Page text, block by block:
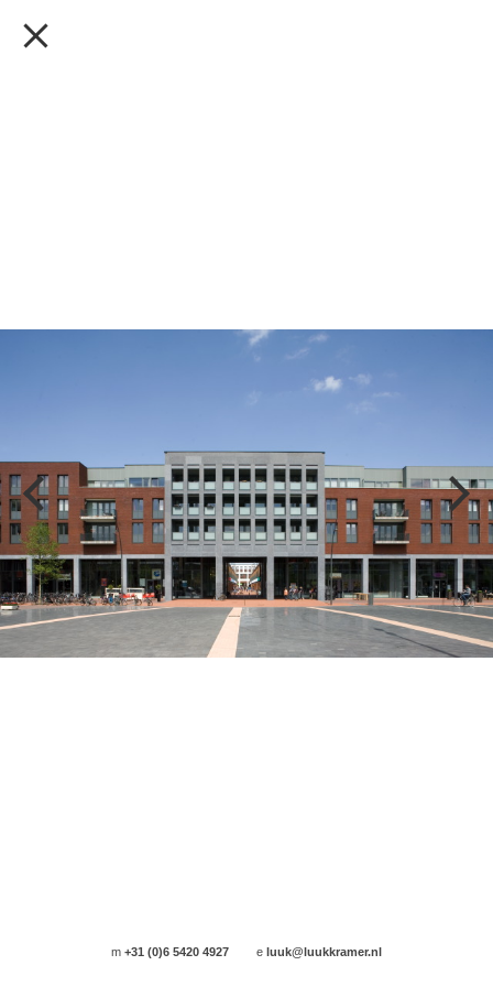
m+31 (0)6 5420 4927 e luuk@luukkramer.nl